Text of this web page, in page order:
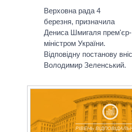
Верховна рада 4
березня, призначила
Дениса Шмигаля прем'єр-
міністром України.
Відповідну постанову
Володимир Зеленський.
РІВЕНЬ